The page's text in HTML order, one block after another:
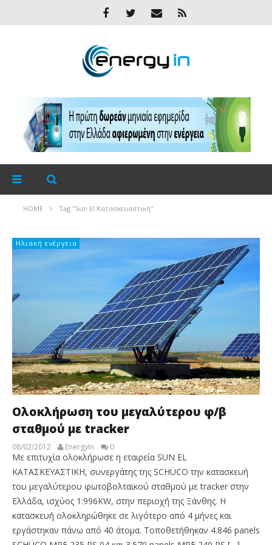
HOME Tag "Sun El Κατασκευαστική"
Ηλιακή ενέργεια
Ολοκλήρωση του μεγαλύτερου φ/β
σταθμού με tracker
08/02/2012 EnergyIn 0
Με επιτυχία ολοκλήρωσε η εταιρεία SUN EL
ΚΑΤΑΣΚΕΥΑΣΤΙΚΗ, συνεργάτης της SCHÜCO την κατασκευή
του μεγαλύτερου φωτοβολταϊκού σταθμού με tracker στην
Ελλάδα, ισχύος 1.996KW, στην περιοχή της Ξάνθης. Η
κατασκευή ολοκληρώθηκε σε λιγότερο από 4 μήνες και
εργάστηκαν πάνω από 40 άτομα. Τοποθετήθηκαν 4.846 panels